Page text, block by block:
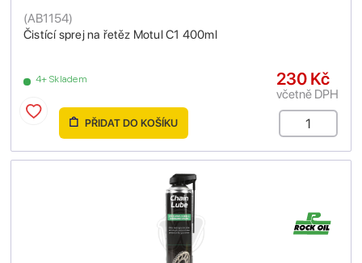
Čistící sprej na řetěz Motul C1 400ml
(AB1154)
4+ Skladem 230 Kč
včetně DPH
PŘIDAT DO KOŠÍKU